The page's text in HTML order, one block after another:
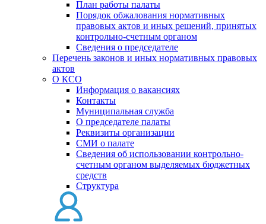
План работы палаты
Порядок обжалования нормативных
правовых актов и иных решений, принятых
контрольно-счетным органом
Сведения о председателе
Перечень законов и иных нормативных правовых
актов
О КСО
Информация о вакансиях
Контакты
Муниципальная служба
О председателе палаты
Реквизиты организации
СМИ о палате
Сведения об использовании контрольно-
счетным органом выделяемых бюджетных
средств
Структура